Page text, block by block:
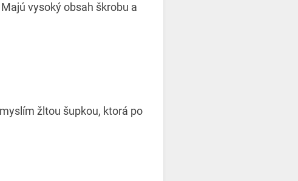
vysoký obsah škrobu a
žltou šupkou, ktorá po